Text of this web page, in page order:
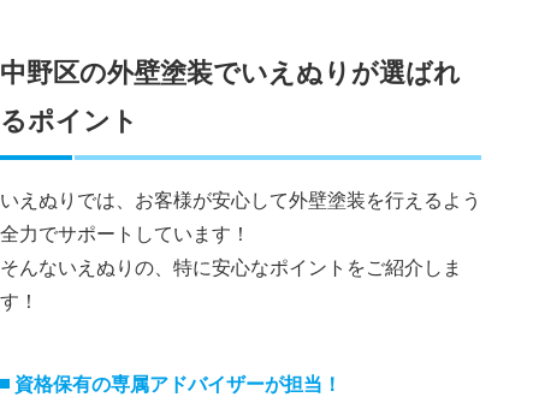
中野区の外壁塗装でいえぬりが選ばれ
るポイント
いえぬりでは、お客様が安心して外壁塗装を行えるよう
全力でサポートしています！
そんないえぬりの、特に安心なポイントをご紹介しま
す！
資格保有の専属アドバイザーが担当！